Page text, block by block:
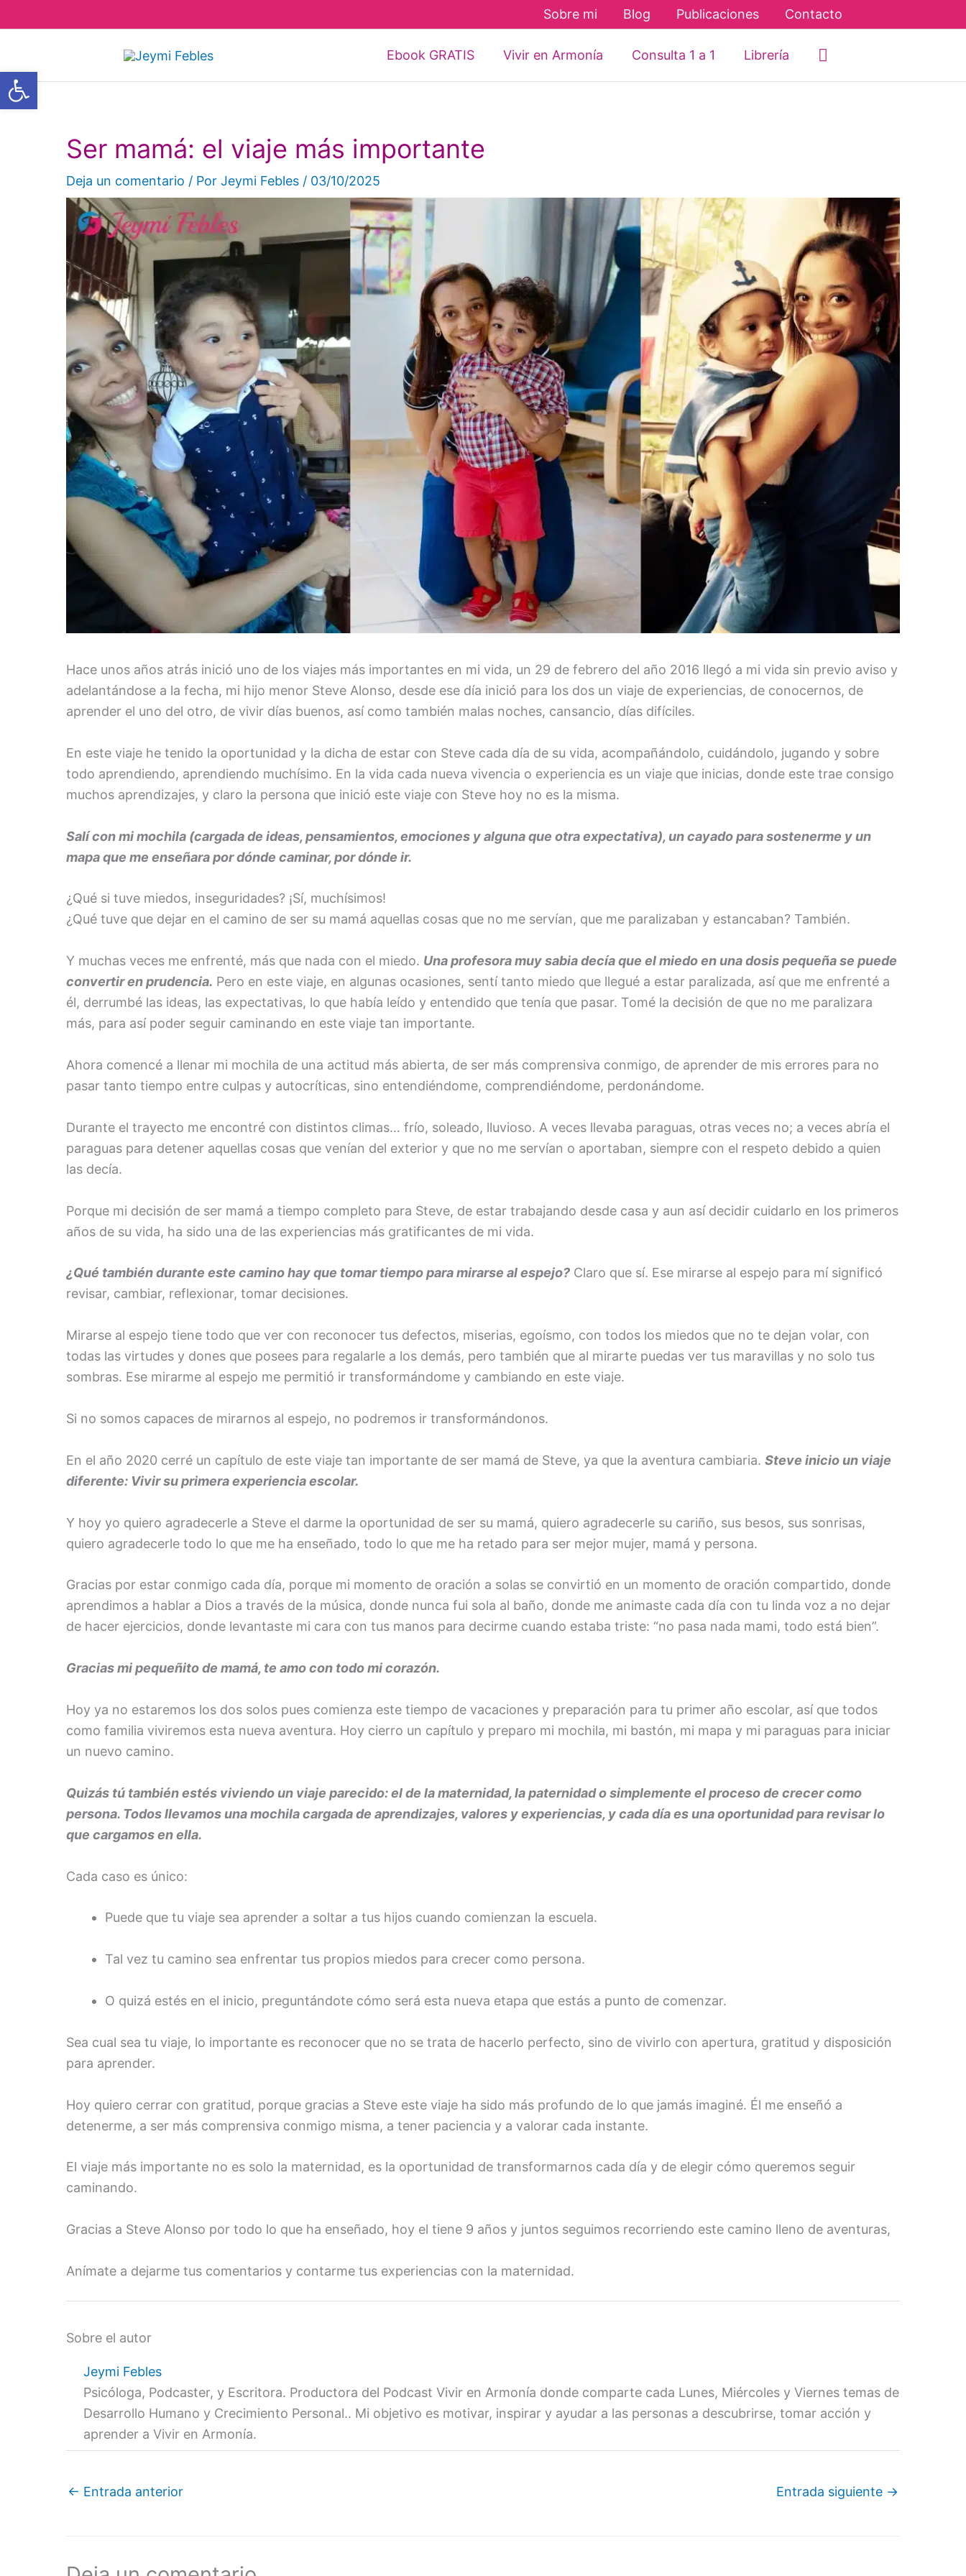
al
Sobre mi Blog Publicaciones Contacto
Ebook GRATIS Vivir en Armonía Consulta 1 a 1 Librería Buscar
Ser mamá: el viaje más importante
Deja un comentario / Por Jeymi Febles / 03/10/2025
Hace unos años atrás inició uno de los viajes más importantes en mi vida, un 29 de febrero del año 2016 llegó a mi vida sin previo aviso y
adelantándose a la fecha, mi hijo menor Steve Alonso, desde ese día inició para los dos un viaje de experiencias, de conocernos, de
aprender el uno del otro, de vivir días buenos, así como también malas noches, cansancio, días difíciles.
En este viaje he tenido la oportunidad y la dicha de estar con Steve cada día de su vida, acompañándolo, cuidándolo, jugando y sobre
todo aprendiendo, aprendiendo muchísimo. En la vida cada nueva vivencia o experiencia es un viaje que inicias, donde este trae consigo
muchos aprendizajes, y claro la persona que inició este viaje con Steve hoy no es la misma.
Salí con mi mochila (cargada de ideas, pensamientos, emociones y alguna que otra expectativa), un cayado para sostenerme y un
mapa que me enseñara por dónde caminar, por dónde ir.
¿Qué si tuve miedos, inseguridades? ¡Sí, muchísimos!
¿Qué tuve que dejar en el camino de ser su mamá aquellas cosas que no me servían, que me paralizaban y estancaban? También.
Y muchas veces me enfrenté, más que nada con el miedo. Una profesora muy sabia decía que el miedo en una dosis pequeña se puede
convertir en prudencia. Pero en este viaje, en algunas ocasiones, sentí tanto miedo que llegué a estar paralizada, así que me enfrenté a
él, derrumbé las ideas, las expectativas, lo que había leído y entendido que tenía que pasar. Tomé la decisión de que no me paralizara
más, para así poder seguir caminando en este viaje tan importante.
Ahora comencé a llenar mi mochila de una actitud más abierta, de ser más comprensiva conmigo, de aprender de mis errores para no
pasar tanto tiempo entre culpas y autocríticas, sino entendiéndome, comprendiéndome, perdonándome.
Durante el trayecto me encontré con distintos climas… frío, soleado, lluvioso. A veces llevaba paraguas, otras veces no; a veces abría el
paraguas para detener aquellas cosas que venían del exterior y que no me servían o aportaban, siempre con el respeto debido a quien
las decía.
Porque mi decisión de ser mamá a tiempo completo para Steve, de estar trabajando desde casa y aun así decidir cuidarlo en los primeros
años de su vida, ha sido una de las experiencias más gratificantes de mi vida.
¿Qué también durante este camino hay que tomar tiempo para mirarse al espejo? Claro que sí. Ese mirarse al espejo para mí significó
revisar, cambiar, reflexionar, tomar decisiones.
Mirarse al espejo tiene todo que ver con reconocer tus defectos, miserias, egoísmo, con todos los miedos que no te dejan volar, con
todas las virtudes y dones que posees para regalarle a los demás, pero también que al mirarte puedas ver tus maravillas y no solo tus
sombras. Ese mirarme al espejo me permitió ir transformándome y cambiando en este viaje.
Si no somos capaces de mirarnos al espejo, no podremos ir transformándonos.
En el año 2020 cerré un capítulo de este viaje tan importante de ser mamá de Steve, ya que la aventura cambiaria. Steve inicio un viaje
diferente: Vivir su primera experiencia escolar.
Y hoy yo quiero agradecerle a Steve el darme la oportunidad de ser su mamá, quiero agradecerle su cariño, sus besos, sus sonrisas,
quiero agradecerle todo lo que me ha enseñado, todo lo que me ha retado para ser mejor mujer, mamá y persona.
Gracias por estar conmigo cada día, porque mi momento de oración a solas se convirtió en un momento de oración compartido, donde
aprendimos a hablar a Dios a través de la música, donde nunca fui sola al baño, donde me animaste cada día con tu linda voz a no dejar
de hacer ejercicios, donde levantaste mi cara con tus manos para decirme cuando estaba triste: “no pasa nada mami, todo está bien”.
Gracias mi pequeñito de mamá, te amo con todo mi corazón.
Hoy ya no estaremos los dos solos pues comienza este tiempo de vacaciones y preparación para tu primer año escolar, así que todos
como familia viviremos esta nueva aventura. Hoy cierro un capítulo y preparo mi mochila, mi bastón, mi mapa y mi paraguas para iniciar
un nuevo camino.
Quizás tú también estés viviendo un viaje parecido: el de la maternidad, la paternidad o simplemente el proceso de crecer como
persona. Todos llevamos una mochila cargada de aprendizajes, valores y experiencias, y cada día es una oportunidad para revisar lo
que cargamos en ella.
Cada caso es único:
Puede que tu viaje sea aprender a soltar a tus hijos cuando comienzan la escuela.
Tal vez tu camino sea enfrentar tus propios miedos para crecer como persona.
O quizá estés en el inicio, preguntándote cómo será esta nueva etapa que estás a punto de comenzar.
Sea cual sea tu viaje, lo importante es reconocer que no se trata de hacerlo perfecto, sino de vivirlo con apertura, gratitud y disposición
para aprender.
Hoy quiero cerrar con gratitud, porque gracias a Steve este viaje ha sido más profundo de lo que jamás imaginé. Él me enseñó a
detenerme, a ser más comprensiva conmigo misma, a tener paciencia y a valorar cada instante.
El viaje más importante no es solo la maternidad, es la oportunidad de transformarnos cada día y de elegir cómo queremos seguir
caminando.
Gracias a Steve Alonso por todo lo que ha enseñado, hoy el tiene 9 años y juntos seguimos recorriendo este camino lleno de aventuras,
Anímate a dejarme tus comentarios y contarme tus experiencias con la maternidad.
Sobre el autor
Jeymi Febles
Psicóloga, Podcaster, y Escritora. Productora del Podcast Vivir en Armonía donde comparte cada Lunes, Miércoles y Viernes temas de
Desarrollo Humano y Crecimiento Personal.. Mi objetivo es motivar, inspirar y ayudar a las personas a descubrirse, tomar acción y
aprender a Vivir en Armonía.
← Entrada anterior Entrada siguiente →
Abrir barra de herramientas